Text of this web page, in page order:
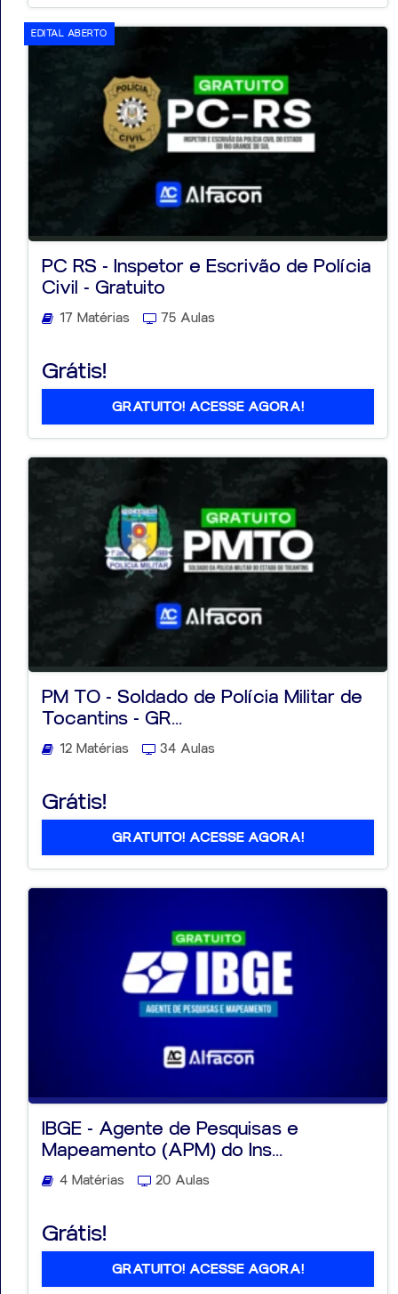
PC RS - Inspetor e Escrivão de Polícia
Civil - Gratuito
17 Matérias 75 Aulas
Grátis!
GRATUITO! ACESSE AGORA!
EDITAL ABERTO
PM TO - Soldado de Polícia Militar de
Tocantins - GR...
12 Matérias 34 Aulas
Grátis!
GRATUITO! ACESSE AGORA!
IBGE - Agente de Pesquisas e
Mapeamento (APM) do Ins...
4 Matérias 20 Aulas
Grátis!
GRATUITO! ACESSE AGORA!